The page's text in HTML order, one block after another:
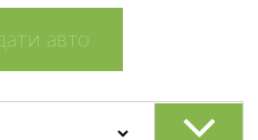
авто